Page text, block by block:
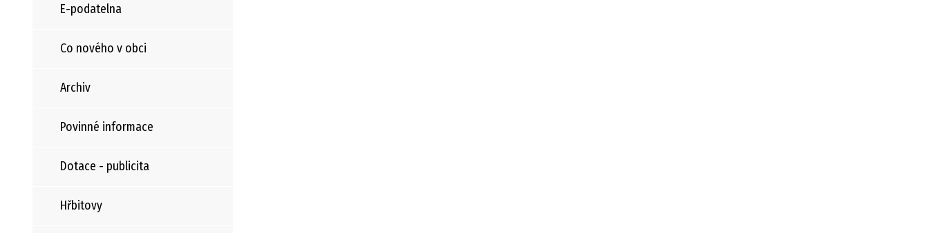
E-podatelna
Co nového v obci
Archiv
Povinné informace
Dotace - publicita
Hřbitovy